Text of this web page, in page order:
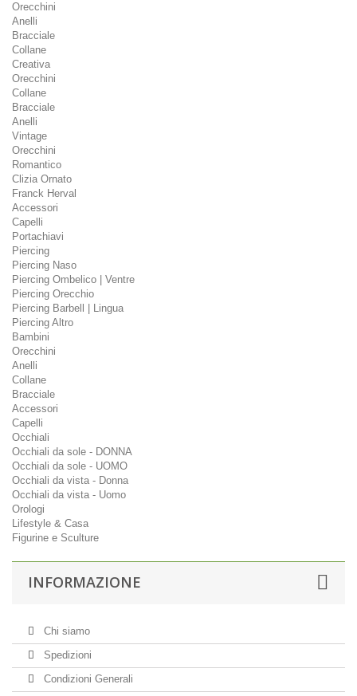
Orecchini
Anelli
Bracciale
Collane
Creativa
Orecchini
Collane
Bracciale
Anelli
Vintage
Orecchini
Romantico
Clizia Ornato
Franck Herval
Accessori
Capelli
Portachiavi
Piercing
Piercing Naso
Piercing Ombelico | Ventre
Piercing Orecchio
Piercing Barbell | Lingua
Piercing Altro
Bambini
Orecchini
Anelli
Collane
Bracciale
Accessori
Capelli
Occhiali
Occhiali da sole - DONNA
Occhiali da sole - UOMO
Occhiali da vista - Donna
Occhiali da vista - Uomo
Orologi
Lifestyle & Casa
Figurine e Sculture
INFORMAZIONE
Chi siamo
Spedizioni
Condizioni Generali